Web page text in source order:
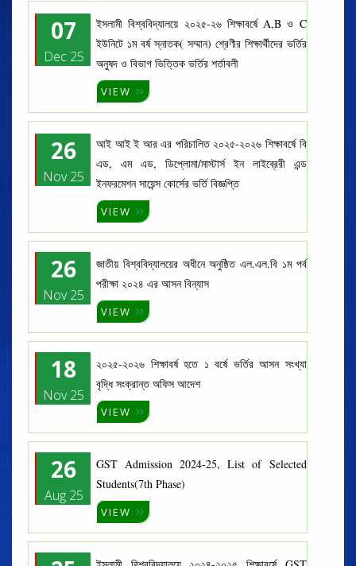
07
Dec 25
ইসলামী বিশ্ববিদ্যালয়ে ২০২৫-২৬ শিক্ষাবর্ষে A,B ও C
ইউনিটে ১ম বর্ষ স্নাতক( সম্মান) শ্রেণীর শিক্ষার্থীদের ভর্তির
অনুষদ ও বিভাগ ভিত্তিক ভর্তির শর্তাবলী
VIEW
26
Nov 25
আই আই ই আর এর পরিচালিত ২০২৫-২০২৬ শিক্ষাবর্ষে বি
এড, এম এড, ডিপ্লোমা/মাস্টার্স ইন লাইব্রেরী এন্ড
ইনফরমেশন সায়েন্স কোর্সের ভর্তি বিজ্ঞপ্তি
VIEW
26
Nov 25
জাতীয় বিশ্ববিদ্যালয়ের অধীনে অনুষ্ঠিত এল.এল.বি ১ম পর্ব
পরীক্ষা ২০২৪ এর আসন বিন্যাস
VIEW
18
Nov 25
২০২৫-২০২৬ শিক্ষাবর্ষ হতে ১ বর্ষে ভর্তির আসন সংখ্যা
বৃদ্ধি সংক্রান্ত অফিস আদেশ
VIEW
26
Aug 25
GST Admission 2024-25, List of Selected
Students(7th Phase)
VIEW